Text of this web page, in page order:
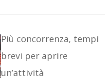
Più concorrenza, tempi
brevi per aprire
un’attività